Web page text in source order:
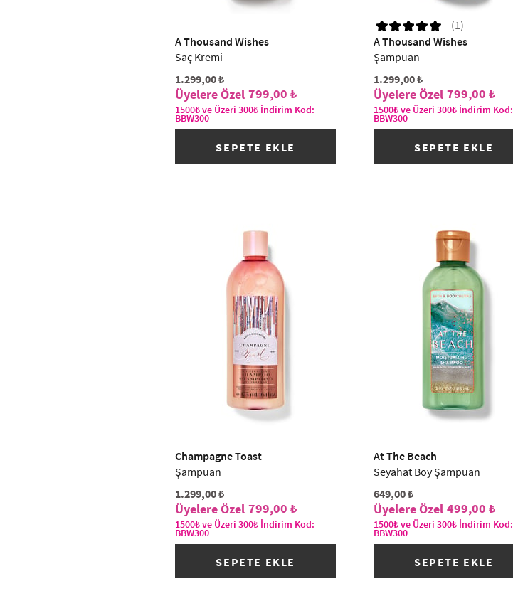
A Thousand Wishes
Saç Kremi
1.299,00 ₺
799,00 ₺
1500₺ ve Üzeri 300₺ İndirim Kod:
BBW300
SEPETE EKLE
(1)
A Thousand Wishes
Şampuan
1.299,00 ₺
799,00 ₺
1500₺ ve Üzeri 300₺ İndirim Kod:
BBW300
SEPETE EKLE
Champagne Toast
Şampuan
1.299,00 ₺
799,00 ₺
1500₺ ve Üzeri 300₺ İndirim Kod:
BBW300
SEPETE EKLE
At The Beach
Seyahat Boy Şampuan
649,00 ₺
499,00 ₺
1500₺ ve Üzeri 300₺ İndirim Kod:
BBW300
SEPETE EKLE